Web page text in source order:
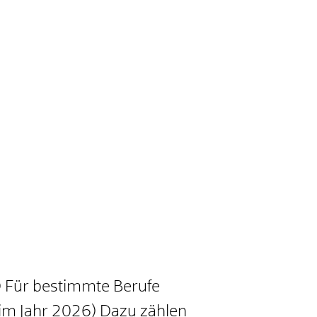
Für bestimmte Berufe
Jahr 2026) Dazu zählen